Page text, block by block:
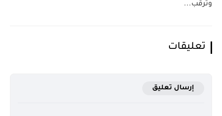
وترقب...
تعليقات
إرسال تعليق